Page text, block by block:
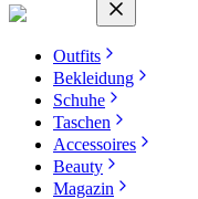
Outfits
Bekleidung
Schuhe
Taschen
Accessoires
Beauty
Magazin